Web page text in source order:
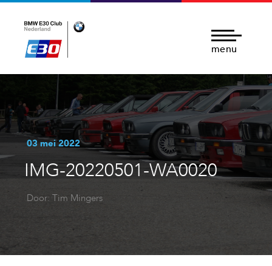
menu
03 mei 2022
IMG-20220501-WA0020
Door: Tim Mingers